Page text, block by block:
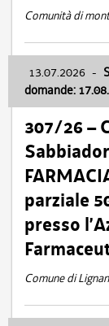
Comunità di
13.07.2026 -
domande:
307/26 –
parziale
presso
Comune di